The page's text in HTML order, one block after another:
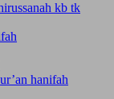
kb tk
hanifah